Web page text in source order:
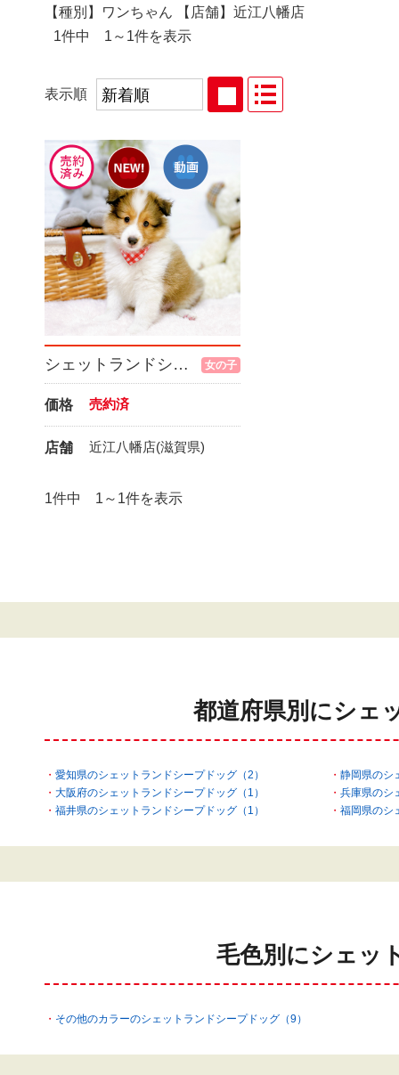
【種別】ワンちゃん 【店舗】近江八幡店
1件中 1～1件を表示
表示順
シェットランドシープドッグ 女の子
価格 売約済
店舗 近江八幡店(滋賀県)
1件中 1～1件を表示
都道府県別にシェ
愛知県のシェットランドシープドッグ（2）
静岡県のシ
大阪府のシェットランドシープドッグ（1）
兵庫県のシ
福井県のシェットランドシープドッグ（1）
福岡県のシ
毛色別にシェッ
その他のカラーのシェットランドシープドッグ（9）